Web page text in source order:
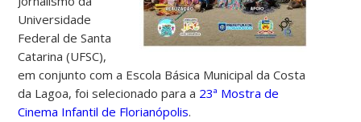
Universidade
Federal de Santa
Catarina (UFSC),
em conjunto com a Escola Básica Municipal da Costa
da Lagoa, foi selecionado para a 23ª Mostra de
Cinema Infantil de Florianópolis.